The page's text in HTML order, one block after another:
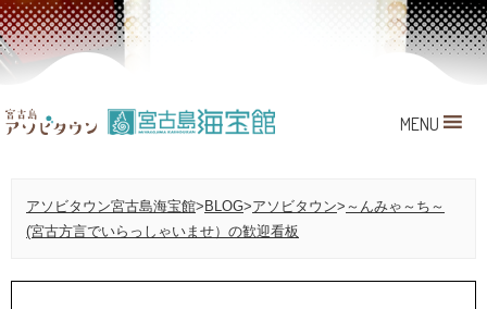
MENU
アソビタウン宮古島海宝館> BLOG>アソビタウン> ～んみゃ～ち～
(宮古方言でいらっしゃいませ）の歓迎看板